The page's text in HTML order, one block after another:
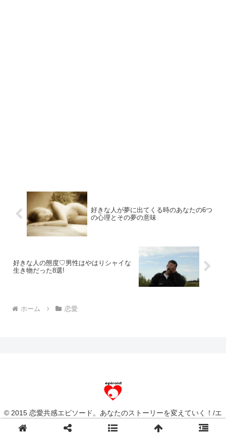
好きな人が夢に出てくる時のあなたの6つ
の心理とその夢の意味
好きな人の態度♡男性はやはりシャイな
生き物だった8選!
ホーム 恋愛
© 2015 恋愛共感エピソード。あなたのストーリーを変えていく！/エ
ピロイド[epiroid].